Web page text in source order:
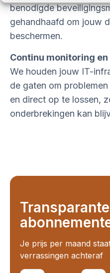
benodigde
gehandhaafd om jouw
beschermen.
Continu monitoring
We houden jouw IT-
de gaten om
en direct op te lossen,
onderbrekingen kan
Transparante
Je prijs per maand
verrassingen achteraf